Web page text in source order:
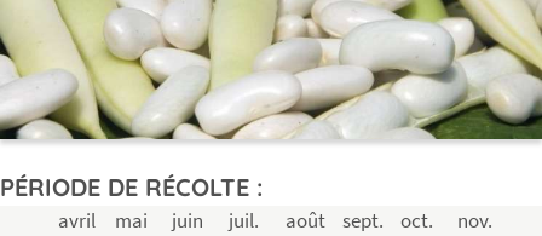
PÉRIODE DE RÉCOLTE :
avril mai juin juil. août sept. oct. nov.